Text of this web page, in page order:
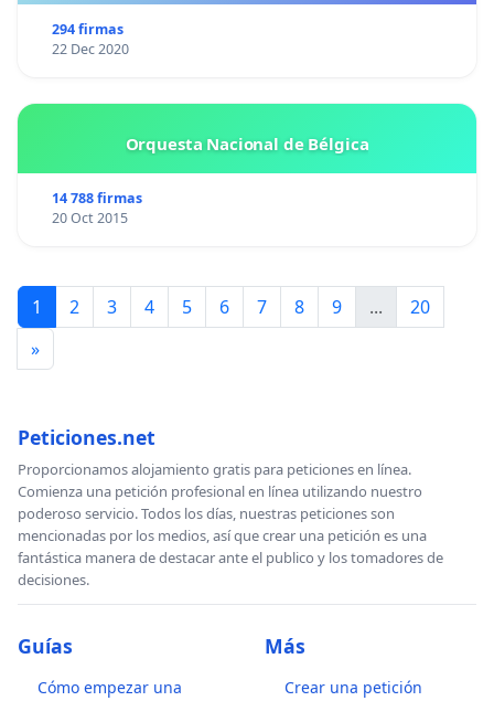
294 firmas
22 Dec 2020
Orquesta Nacional de Bélgica
14 788 firmas
20 Oct 2015
1 2 3 4 5 6 7 8 9 ...
20
»
Peticiones.net
Proporcionamos alojamiento gratis para peticiones en línea.
Comienza una petición profesional en línea utilizando nuestro
poderoso servicio. Todos los días, nuestras peticiones son
mencionadas por los medios, así que crear una petición es una
fantástica manera de destacar ante el publico y los tomadores de
decisiones.
Guías
Cómo empezar una
Más
Crear una petición